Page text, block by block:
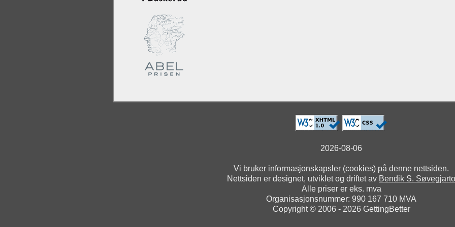
2026-08-06
Vi bruker informasjonskapsler (cookies) på denne nettsiden.
Nettsiden er designet, utviklet og driftet av Bendik S. Søvegjarto
Alle priser er eks. mva
Organisasjonsnummer: 990 167 710 MVA
Copyright © 2006 - 2026 GettingBetter